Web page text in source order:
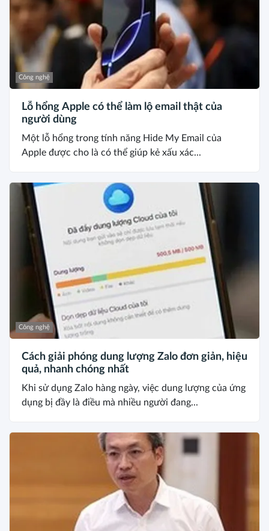
Công nghệ
Lỗ hổng Apple có thể làm lộ email thật của
người dùng
Một lỗ hổng trong tính năng Hide My Email của
Apple được cho là có thể giúp kẻ xấu xác...
Công nghệ
Cách giải phóng dung lượng Zalo đơn giản, hiệu
quả, nhanh chóng nhất
Khi sử dụng Zalo hàng ngày, việc dung lượng của ứng
dụng bị đầy là điều mà nhiều người đang...